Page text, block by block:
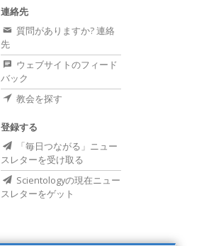
連絡先
質問がありますか? 連絡
先
ウェブサイトのフィード
バック
教会を探す
登録する
「毎日つながる」ニュー
スレターを受け取る
Scientologyの現在ニュー
スレターをゲット